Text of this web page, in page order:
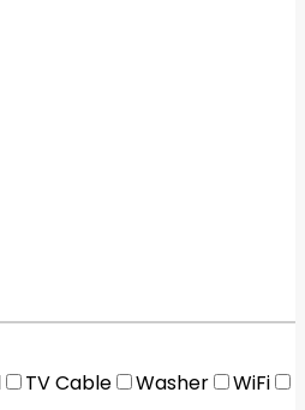
TV Cable Washer
WiFi